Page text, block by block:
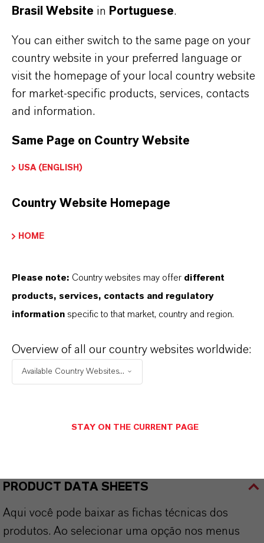
molecular
de produto
de Cor
de entrega
molar
(Número CAS)
49-4
PRODUCT DATA SHEETS
Aqui você pode baixar as fichas técnicas dos
produtos. Ao selecionar uma opção nos menus
Brasil Website in Portuguese.
You can either switch to the same page on your
country website in your preferred language or
visit the homepage of your local country website
for market-specific products, services, contacts
and information.
Same Page on Country Website
USA (ENGLISH)
Country Website Homepage
HOME
Please note: Country websites may offer different
products, services, contacts and regulatory
information specific to that market, country and region.
Overview of all our country websites worldwide:
Available Country Websites...
STAY ON THE CURRENT PAGE